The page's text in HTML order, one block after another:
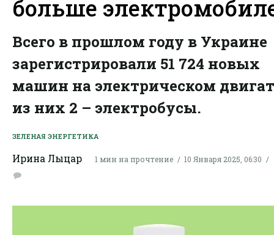
больше
Всего в прошлом году в Украине
зарегистрировали 51 724 новых
машин на электрическом
из них 2 – электробусы.
ЗЕЛЕНАЯ ЭНЕРГЕТИКА
Ирина Лыцар 1 мин на прочтение 10 Января 2025, 06:30